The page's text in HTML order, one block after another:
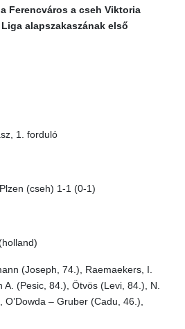
Ferencváros a cseh Viktoria
alapszakaszának első
1. forduló
(cseh) 1-1 (0-1)
(Joseph, 74.), Raemaekers, I.
(Pesic, 84.), Ötvös (Levi, 84.), N.
– Gruber (Cadu, 46.),